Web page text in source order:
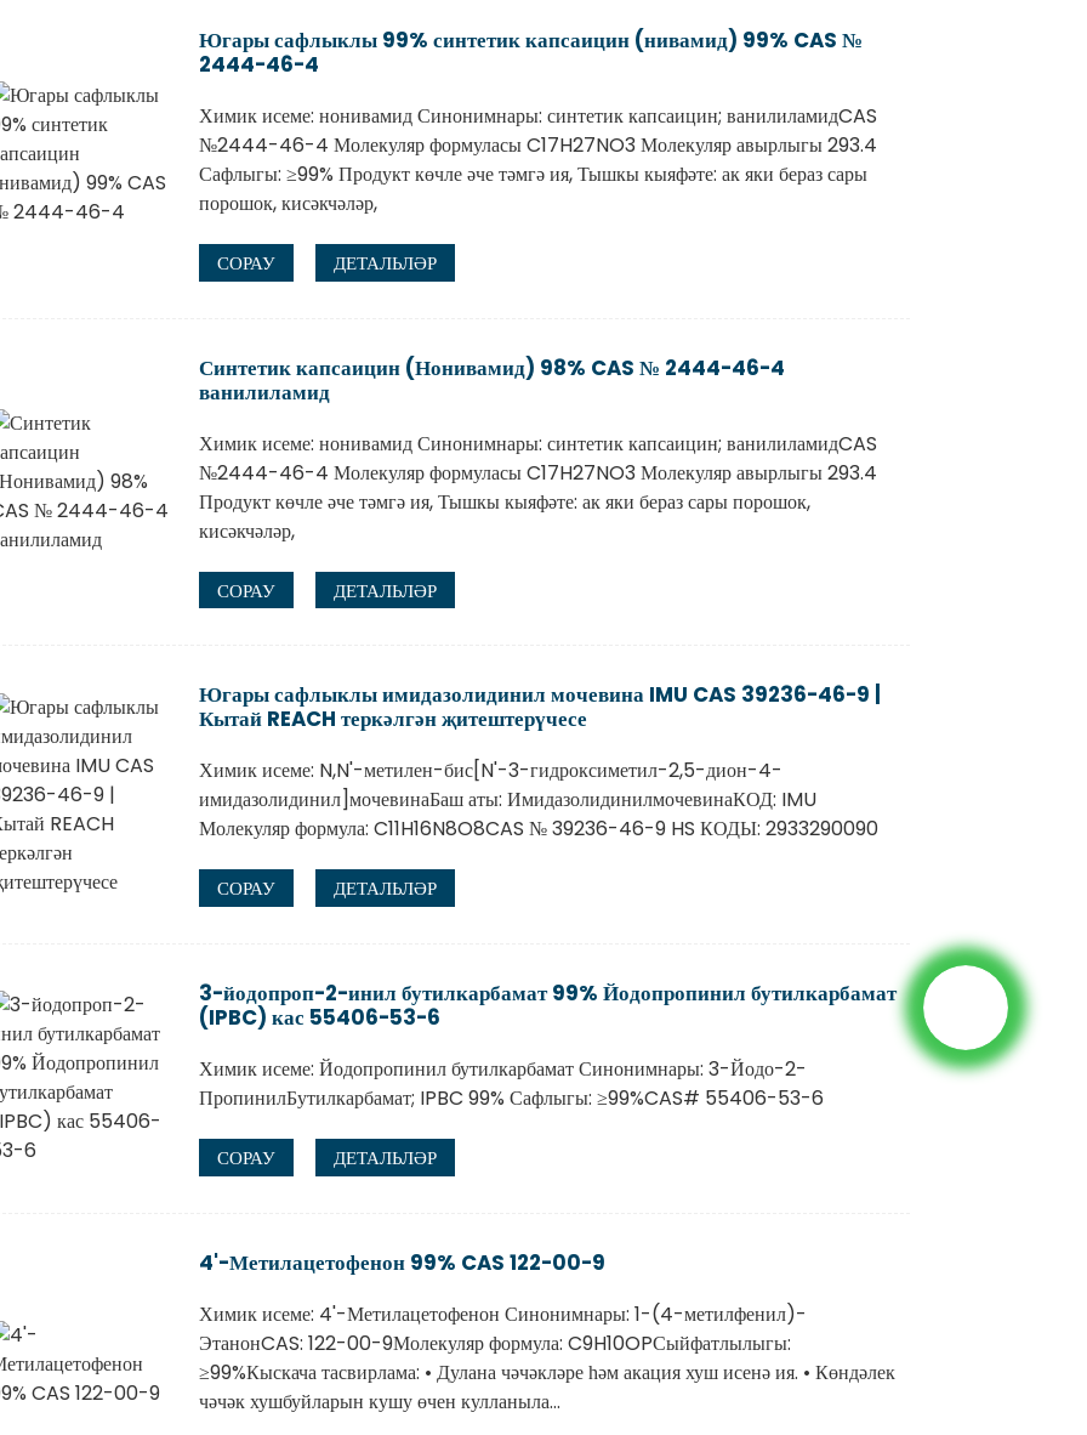
Югары сафлыклы 99% синтетик капсаицин (нивамид) 99% CAS №
2444-46-4
Химик исеме: нонивамид Синонимнары: синтетик капсаицин; ванилиламидCAS
№2444-46-4 Молекуляр формуласы C17H27NO3 Молекуляр авырлыгы 293.4
Сафлыгы: ≥99% Продукт көчле әче тәмгә ия, Тышкы кыяфәте: ак яки бераз сары
порошок, кисәкчәләр,
СОРАУ ДЕТАЛЬЛӘР
Синтетик капсаицин (Нонивамид) 98% CAS № 2444-46-4
ванилиламид
Химик исеме: нонивамид Синонимнары: синтетик капсаицин; ванилиламидCAS
№2444-46-4 Молекуляр формуласы C17H27NO3 Молекуляр авырлыгы 293.4
Продукт көчле әче тәмгә ия, Тышкы кыяфәте: ак яки бераз сары порошок,
кисәкчәләр,
СОРАУ ДЕТАЛЬЛӘР
Югары сафлыклы имидазолидинил мочевина IMU CAS 39236-46-9 |
Кытай REACH теркәлгән җитештерүчесе
Химик исеме: N,N'-метилен-бис[N'-3-гидроксиметил-2,5-дион-4-
имидазолидинил]мочевинаБаш аты: ИмидазолидинилмочевинаКОД: IMU
Молекуляр формула: C11H16N8O8CAS № 39236-46-9 HS КОДЫ: 2933290090
СОРАУ ДЕТАЛЬЛӘР
3-йодопроп-2-инил бутилкарбамат 99% Йодопропинил бутилкарбамат
(IPBC) кас 55406-53-6
Химик исеме: Йодопропинил бутилкарбамат Синонимнары: 3-Йодо-2-
ПропинилБутилкарбамат; IPBC 99% Сафлыгы: ≥99%CAS# 55406-53-6
СОРАУ ДЕТАЛЬЛӘР
4'-Метилацетофенон 99% CAS 122-00-9
Химик исеме: 4'-Метилацетофенон Синонимнары: 1-(4-метилфенил)-
ЭтанонCAS: 122-00-9Молекуляр формула: C9H10OPСыйфатлылыгы:
≥99%Кыскача тасвирлама: • Дулана чәчәкләре һәм акация хуш исенә ия. • Көндәлек
чәчәк хушбуйларын кушу өчен кулланыла...